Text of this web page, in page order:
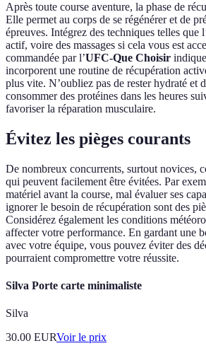
Après toute course aventure, la phase de
Elle permet au corps de se régénérer et de
épreuves. Intégrez des techniques telles que
actif, voire des massages si cela vous est
commandée par l’UFC-Que Choisir
incorporent une routine de récupération
plus vite. N’oubliez pas de rester hydraté et
consommer des protéines dans les heures
favoriser la réparation musculaire.
Évitez les pièges courants
De nombreux concurrents, surtout novices,
qui peuvent facilement être évitées. Par
matériel avant la course, mal évaluer ses
ignorer le besoin de récupération sont des
Considérez également les conditions
affecter votre performance. En gardant une
avec votre équipe, vous pouvez éviter des
pourraient compromettre votre réussite.
Silva Porte carte minimaliste
Silva
30.00 EURVoir le prix